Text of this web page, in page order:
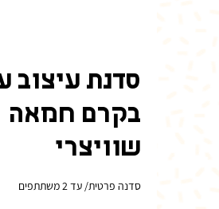
סדנת עיצוב
בקרם חמאה
שוויצרי
סדנה פרטית/ עד 2 משתתפים